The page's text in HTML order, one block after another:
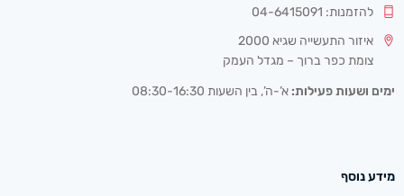
להזמנות: 04-6415091
איזור התעשייה שגיא 2000
צומת כפר ברוך – מגדל העמק
ימים ושעות פעילות: א’-ה’, בין השעות 08:30-16:30
מידע נוסף